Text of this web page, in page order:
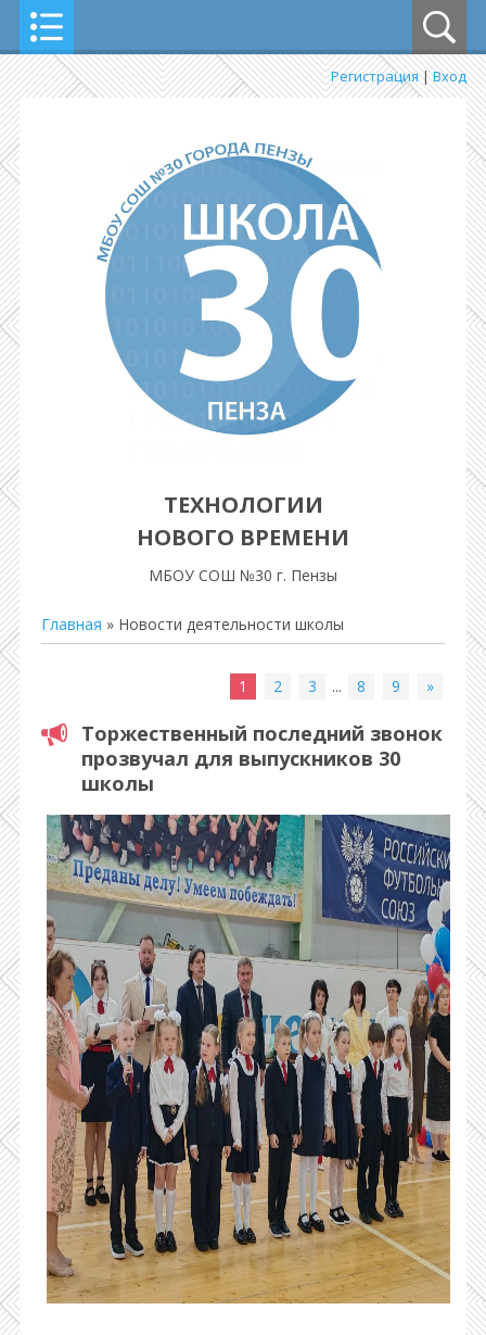
Регистрация|Вход
ТЕХНОЛОГИИ
НОВОГО ВРЕМЕНИ
МБОУ СОШ №30 г. Пензы
Главная » Новости деятельности школы
1 2 3 ... 8 9 »
Торжественный последний звонок
прозвучал для выпускников 30
школы